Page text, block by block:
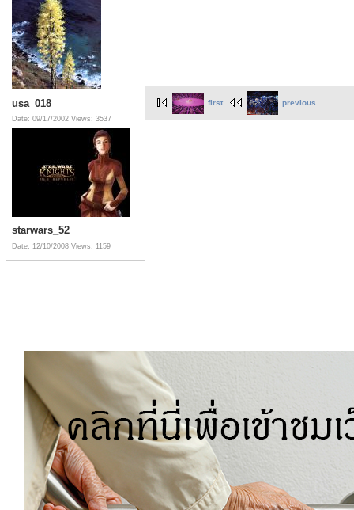
usa_018
Date: 09/17/2002 Views: 3537
starwars_52
Date: 12/10/2008 Views: 1159
first previous